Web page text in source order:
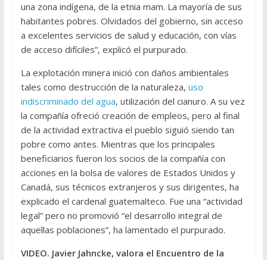
una zona indígena, de la etnia mam. La mayoría de sus
habitantes pobres. Olvidados del gobierno, sin acceso
a excelentes servicios de salud y educación, con vías
de acceso difíciles”, explicó el purpurado.
La explotación minera inició con daños ambientales
tales como destrucción de la naturaleza, uso
indiscriminado del agua, utilización del cianuro. A su vez
la compañía ofreció creación de empleos, pero al final
de la actividad extractiva el pueblo siguió siendo tan
pobre como antes. Mientras que los principales
beneficiarios fueron los socios de la compañía con
acciones en la bolsa de valores de Estados Unidos y
Canadá, sus técnicos extranjeros y sus dirigentes, ha
explicado el cardenal guatemalteco. Fue una “actividad
legal” pero no promovió “el desarrollo integral de
aquellas poblaciones”, ha lamentado el purpurado.
VIDEO. Javier Jahncke, valora el Encuentro de la